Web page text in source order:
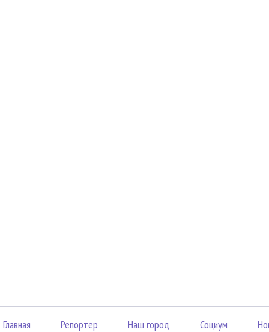
Главная Репортер Наш город Социум